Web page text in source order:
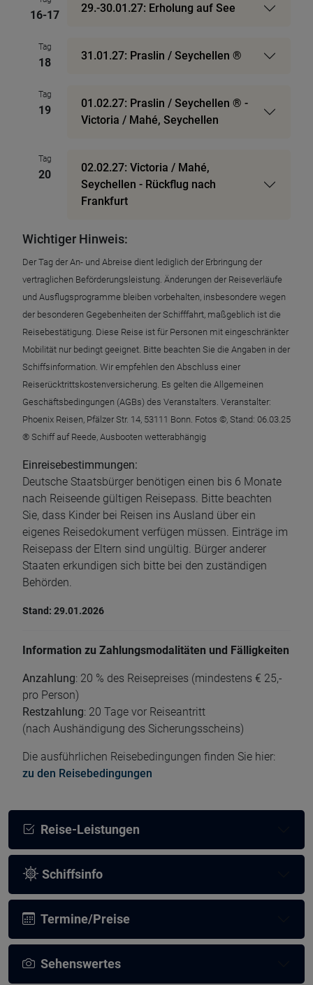
16-17
29.-30.01.27: Erholung auf See
Tag
18
31.01.27: Praslin / Seychellen ®
Tag
19
01.02.27: Praslin / Seychellen ® -
Victoria / Mahé, Seychellen
Tag
20
02.02.27: Victoria / Mahé,
Seychellen - Rückflug nach
Frankfurt
Wichtiger Hinweis:
Der Tag der An- und Abreise dient lediglich der Erbringung der
vertraglichen Beförderungsleistung. Änderungen der Reiseverläufe
und Ausflugsprogramme bleiben vorbehalten, insbesondere wegen
der besonderen Gegebenheiten der Schifffahrt, maßgeblich ist die
Reisebestätigung. Diese Reise ist für Personen mit eingeschränkter
Mobilität nur bedingt geeignet. Bitte beachten Sie die Angaben in der
Schiffsinformation. Wir empfehlen den Abschluss einer
Reiserücktrittskostenversicherung. Es gelten die Allgemeinen
Geschäftsbedingungen (AGBs) des Veranstalters. Veranstalter:
Phoenix Reisen, Pfälzer Str. 14, 53111 Bonn. Fotos ©, Stand: 06.03.25
® Schiff auf Reede, Ausbooten wetterabhängig
Einreisebestimmungen:
Deutsche Staatsbürger benötigen einen bis 6 Monate
nach Reiseende gültigen Reisepass. Bitte beachten
Sie, dass Kinder bei Reisen ins Ausland über ein
eigenes Reisedokument verfügen müssen. Einträge im
Reisepass der Eltern sind ungültig. Bürger anderer
Staaten erkundigen sich bitte bei den zuständigen
Behörden.
Stand: 29.01.2026
Information zu Zahlungsmodalitäten und Fälligkeiten
Anzahlung: 20 % des Reisepreises (mindestens € 25,-
pro Person)
Restzahlung: 20 Tage vor Reiseantritt
(nach Aushändigung des Sicherungsscheins)
Die ausführlichen Reisebedingungen finden Sie hier:
zu den Reisebedingungen
Reise-Leistungen
Schiffsinfo
Termine/Preise
Sehenswertes